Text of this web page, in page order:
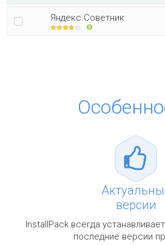
Яндекс.Советник
версии
InstallPack всегда
последние версии